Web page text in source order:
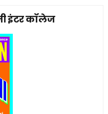
इंटर कॉलेज